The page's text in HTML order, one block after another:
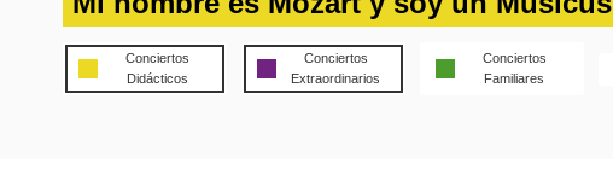
Conciertos
Didácticos
Conciertos
Extraordinarios
Conciertos
Familiares